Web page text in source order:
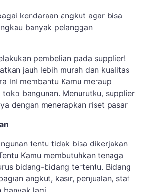
kendaraan angkut agar bisa
banyak pelanggan
pembelian pada supplier!
jauh lebih murah dan kualitas
ini membantu Kamu meraup
toko bangunan. Menurutku, supplier
dengan menerapkan riset pasar
tentu tidak bisa dikerjakan
Kamu membutuhkan tenaga
bidang-bidang tertentu. Bidang
angkut, kasir, penjualan, staf
banyak lagi.